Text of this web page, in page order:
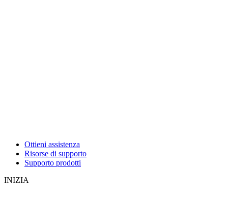
Ottieni assistenza
Risorse di supporto
Supporto prodotti
INIZIA